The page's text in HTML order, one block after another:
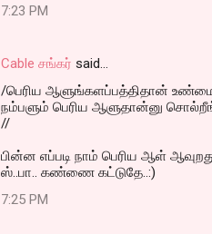
7:23 PM
Cable சங்கர் said…
/பெரிய ஆளுங்களப்பத்திதான்
நம்பளும் பெரிய ஆளுதான்னு
//
பின்ன எப்படி நாம் பெரிய ஆள்
ஸ்..பா.. கண்ணை கட்டுதே..:)
7:25 PM